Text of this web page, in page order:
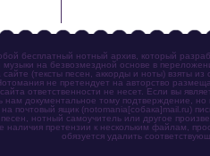
бесплатный нотный архив, который
музыки на безвозмездной основе в
(тексты песен, аккорды и ноты) взяты
не претендует на авторство
ответственности не несет. Если вы
нам документальное тому подтверждение,
почтовый ящик (notomania[собака]mail.ru)
песен, нотный самоучитель или другое
наличия претензии к нескольким файлам,
обязуется удалить